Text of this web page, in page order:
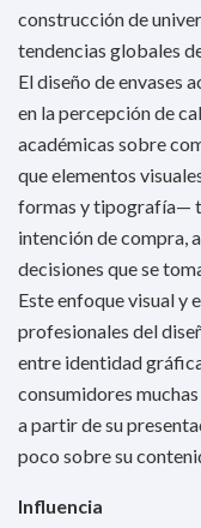
construcción de
tendencias globales
El diseño de envases
en la percepción de
académicas sobre
que elementos
formas y tipografía—
intención de compra,
decisiones que se
Este enfoque visual y
profesionales del
entre identidad
consumidores
a partir de su
poco sobre su
Influencia